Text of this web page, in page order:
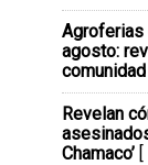
Agroferias
agosto:
comunidad
Revelan
Chamaco’ [